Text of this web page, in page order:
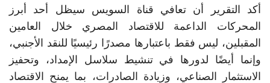
أكد التقرير أن تعافي قناة السويس سيظل أحد أبرز
المحركات الداعمة للاقتصاد المصري خلال العامين
المقبلين، ليس فقط باعتبارها مصدرًا رئيسيًا للنقد الأجنبي،
وإنما أيضًا لدورها في تنشيط سلاسل الإمداد، وتحفيز
الاستثمار الصناعي، وزيادة الصادرات، بما يمنح الاقتصاد